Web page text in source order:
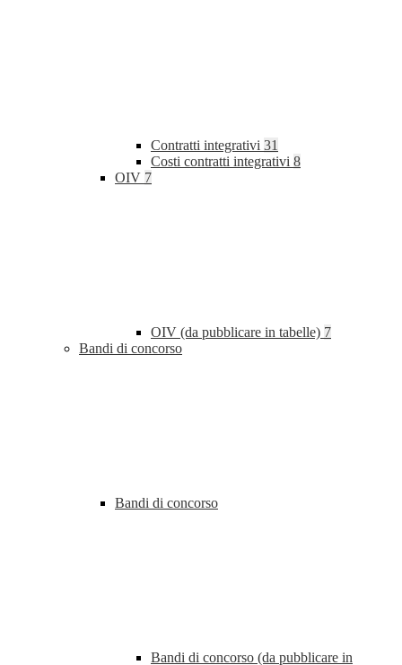
Contratti integrativi 31
Costi contratti integrativi 8
OIV 7
OIV (da pubblicare in tabelle) 7
Bandi di concorso
Bandi di concorso
Bandi di concorso (da pubblicare in